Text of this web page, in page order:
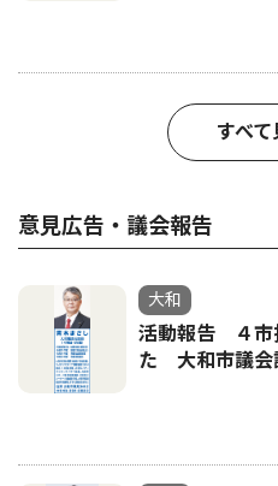
すべて
意見広告・議会報告
大和
活動報告 ４市
た 大和市議